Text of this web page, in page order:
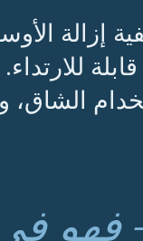
إزالة
للارتداء.
في